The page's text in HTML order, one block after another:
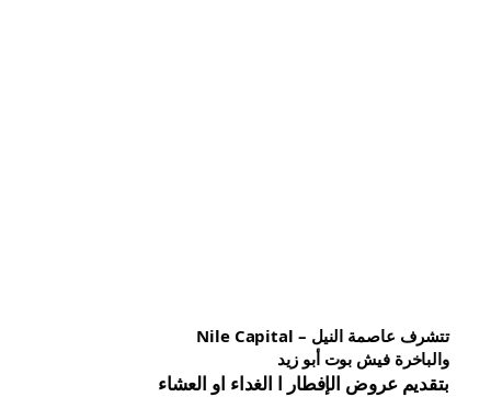
تتشرف عاصمة النيل – Nile Capital
والباخرة فيش بوت أبو زيد
بتقديم عروض الإفطار ا الغداء او العشاء